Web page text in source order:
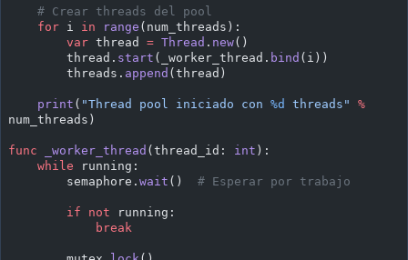
    # Crear threads del pool
    for
i in range (num_threads):
        var
thread = Thread . new()
        thread.
start (_worker_thread. bind (i))
        threads.
append (thread)
    print
( "Thread pool iniciado con %d threads"
%
num_threads)
func _worker_thread (thread_id: int ):
    while
running:
        semaphore.
wait () # Esperar por trabajo
        if
not running:
            break